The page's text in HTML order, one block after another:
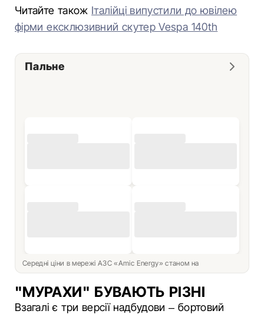
Читайте також Італійці випустили до ювілею
фірми ексклюзивний скутер Vespa 140th
Пальне
Середні ціни в мережі АЗС «Amic Energy» станом на
"МУРАХИ" БУВАЮТЬ РІЗНІ
Взагалі є три версії надбудови – бортовий